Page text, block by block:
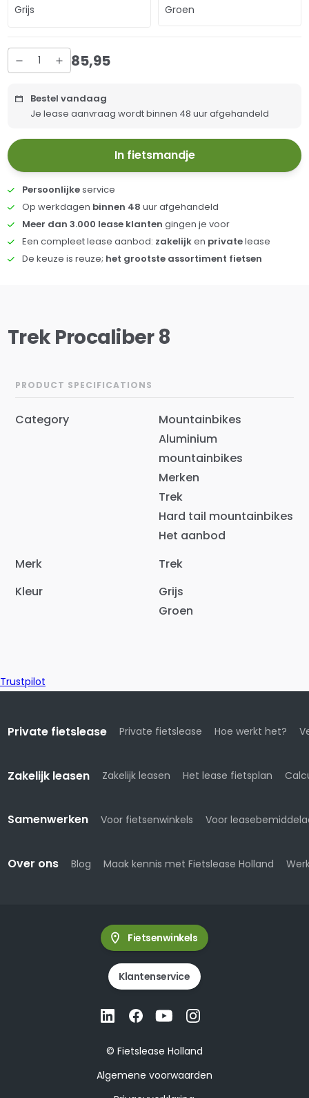
Grijs Groen
85,95
Bestel vandaag
Je lease aanvraag wordt binnen 48 uur afgehandeld
In fietsmandje
Persoonlijkeservice
Op werkdagen binnen 48 uur afgehandeld
Meer dan 3.000 lease klanten gingen je voor
Een compleet lease aanbod: zakelijken privatelease
De keuze is reuze; het grootste assortiment fietsen
Trek Procaliber 8
PRODUCT SPECIFICATIONS
Category
Mountainbikes
Aluminium
mountainbikes
Merken
Trek
Hard tail mountainbikes
Het aanbod
Merk
Trek
Kleur
Grijs
Groen
Trustpilot
Private fietslease Private fietslease Hoe werkt het?
Zakelijk leasen Zakelijk leasen Het lease fietsplan
Samenwerken Voor fietsenwinkels Voor
Over ons Blog Maak kennis met Fietslease Holland
Fietsenwinkels
Klantenservice
© Fietslease Holland
Algemene voorwaarden